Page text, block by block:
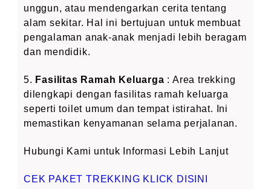
unggun, atau mendengarkan cerita tentang
alam sekitar. Hal ini bertujuan untuk membuat
pengalaman anak-anak menjadi lebih beragam
dan mendidik.
5. Fasilitas Ramah Keluarga : Area trekking
dilengkapi dengan fasilitas ramah keluarga
seperti toilet umum dan tempat istirahat. Ini
memastikan kenyamanan selama perjalanan.
Hubungi Kami untuk Informasi Lebih Lanjut
CEK PAKET TREKKING KLICK DISINI